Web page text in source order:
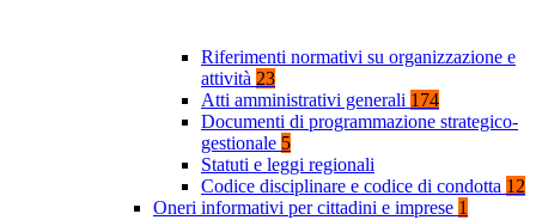
Riferimenti normativi su organizzazione e
attività 23
Atti amministrativi generali 174
Documenti di programmazione strategico-
gestionale 5
Statuti e leggi regionali
Codice disciplinare e codice di condotta 12
Oneri informativi per cittadini e imprese 1